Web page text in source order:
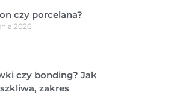
czy porcelana?
2026
czy bonding? Jak
zakres